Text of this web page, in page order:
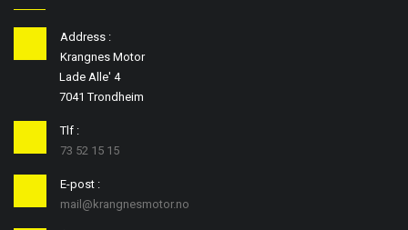
Address :
Krangnes Motor
Lade Alle' 4
7041 Trondheim
Tlf :
73 52 15 15
E-post :
mail@krangnesmotor.no